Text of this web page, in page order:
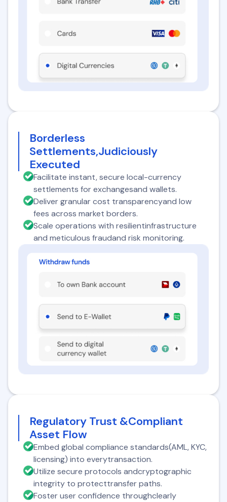
Borderless
Settlements,Judiciously
Executed
Facilitate instant, secure local-currency
settlements for exchangesand wallets.
Deliver granular cost transparencyand low
fees across market borders.
Scale operations with resilientinfrastructure
and meticulous fraudand risk monitoring.
Regulatory Trust &Compliant
Asset Flow
Embed global compliance standards(AML, KYC,
licensing) into everytransaction.
Utilize secure protocols andcryptographic
integrity to protecttransfer paths.
Foster user confidence throughclearly